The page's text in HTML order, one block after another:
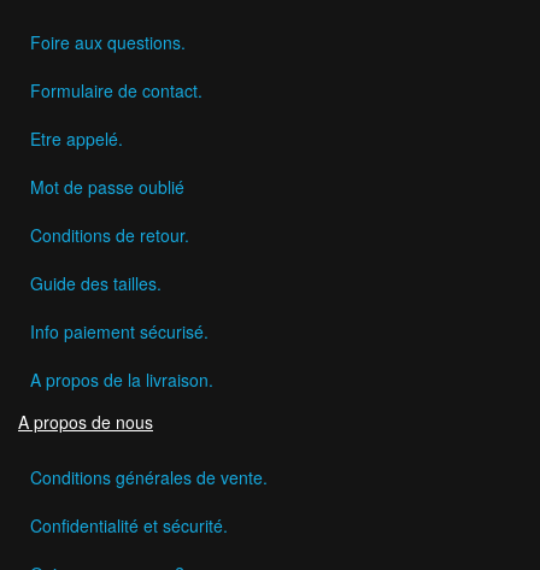
Foire aux questions.
Formulaire de contact.
Etre appelé.
Mot de passe oublié
Conditions de retour.
Guide des tailles.
Info paiement sécurisé.
A propos de la livraison.
A propos de nous
Conditions générales de vente.
Confidentialité et sécurité.